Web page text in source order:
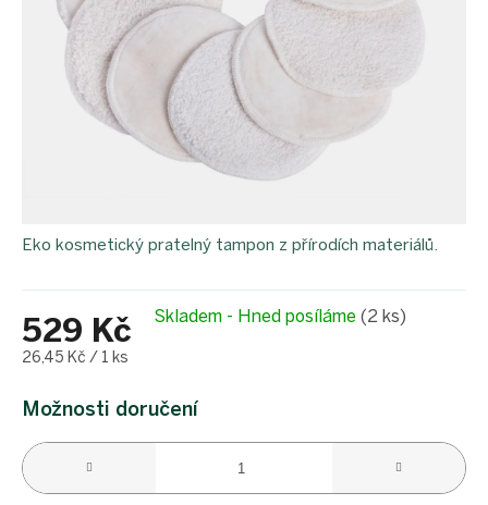
529 Kč
Měrná
26,45 Kč / 1 ks
Skladem - Hned posíláme (2 ks)
Možnosti doručení
Eko kosmetický pratelný tampon z přírodích materiálů.